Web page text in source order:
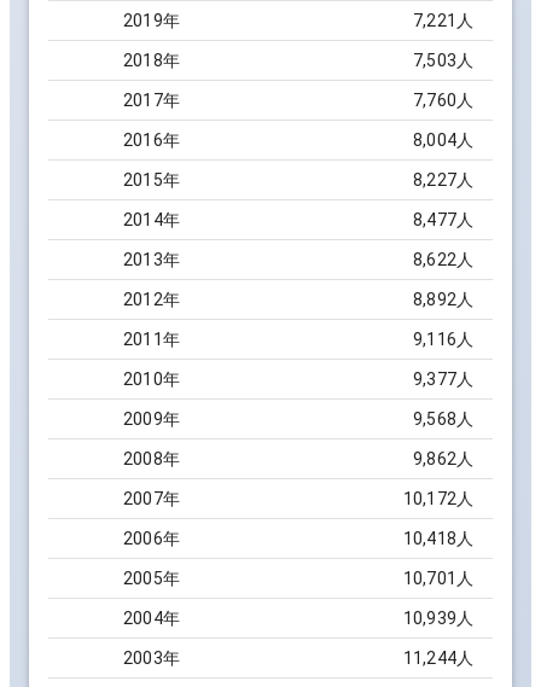
2019年 7,221 人
2018年 7,503 人
2017年 7,760 人
2016年 8,004人
2015年 8,227人
2014年 8,477人
2013年 8,622 人
2012年 8,892 人
2011年 9,116 人
2010年 9,377人
2009年 9,568 人
2008年 9,862 人
2007年 10,172 人
2006年 10,418 人
2005年 10,701 人
2004年 10,939 人
2003年 11,244人